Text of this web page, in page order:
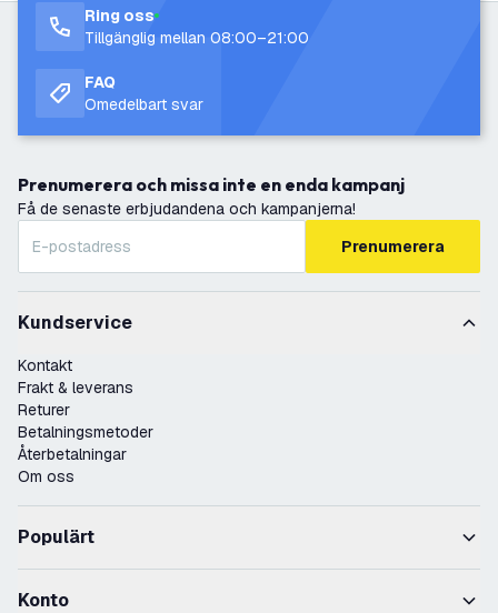
Ring oss
Tillgänglig mellan 08:00–21:00
FAQ
Omedelbart svar
Prenumerera och missa inte en enda kampanj
Få de senaste erbjudandena och kampanjerna!
Prenumerera
Kundservice
Kontakt
Frakt & leverans
Returer
Betalningsmetoder
Återbetalningar
Om oss
Populärt
Konto